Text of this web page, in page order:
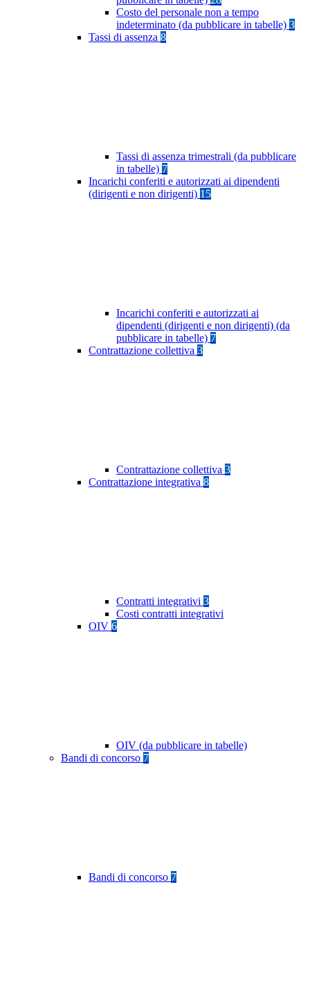
Costo del personale non a tempo
indeterminato (da pubblicare in tabelle) 3
Tassi di assenza 8
Tassi di assenza trimestrali (da pubblicare
in tabelle) 7
Incarichi conferiti e autorizzati ai dipendenti
(dirigenti e non dirigenti) 15
Incarichi conferiti e autorizzati ai
dipendenti (dirigenti e non dirigenti) (da
pubblicare in tabelle) 7
Contrattazione collettiva 3
Contrattazione collettiva 3
Contrattazione integrativa 8
Contratti integrativi 3
Costi contratti integrativi
OIV 6
OIV (da pubblicare in tabelle)
Bandi di concorso 7
Bandi di concorso 7